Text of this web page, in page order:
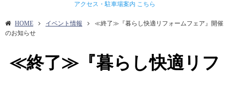
アクセス・駐車場案内 こちら
HOME イベント情報
≪終了≫『暮らし快適リフォームフェア』開催
のお知らせ
≪終了≫『暮らし快適リフ